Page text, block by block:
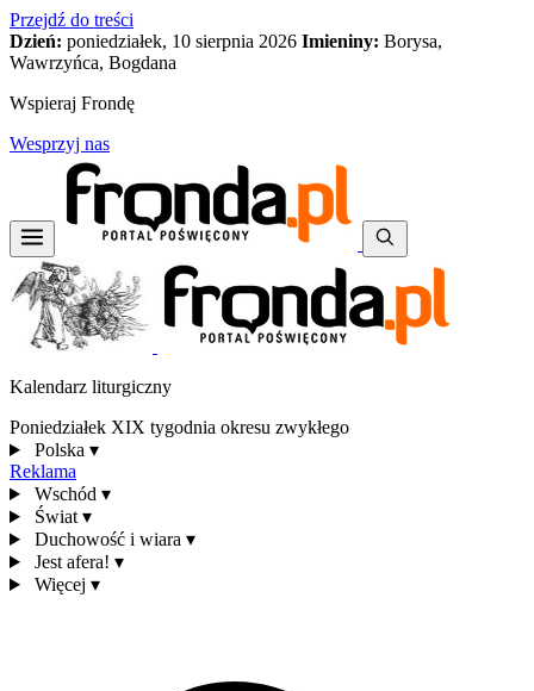
Przejdź do treści
Dzień: poniedziałek, 10 sierpnia 2026 Imieniny: Borysa,
Wawrzyńca, Bogdana
Wspieraj Frondę
Wesprzyj nas
Kalendarz liturgiczny
Poniedziałek XIX tygodnia okresu zwykłego
Polska ▾
Reklama
Wschód ▾
Świat ▾
Duchowość i wiara ▾
Jest afera! ▾
Więcej ▾